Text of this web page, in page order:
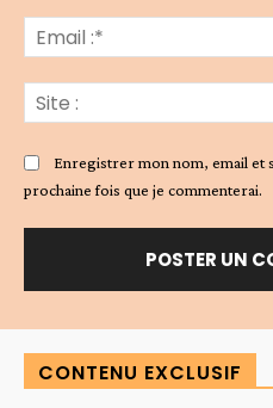
Enregistrer mon nom, email et
prochaine fois que je commenterai.
CONTENU EXCLUSIF